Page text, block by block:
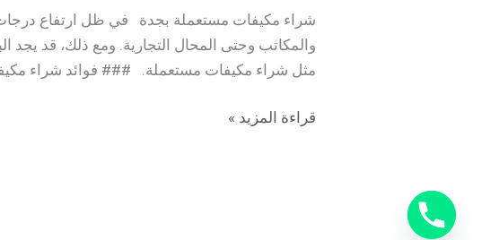
شراء مكيفات مستعملة بجدة في ظل ارتفاع درجات
والمكاتب وحتى المحال التجارية. ومع ذلك، قد
مثل شراء مكيفات مستعملة. ### فوائد شراء
قراءة المزيد »